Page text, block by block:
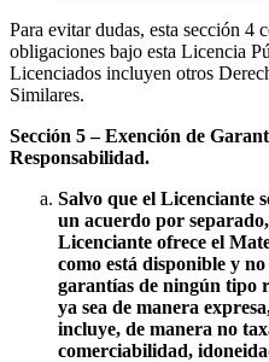
Para evitar dudas, esta sección 4
obligaciones bajo esta Licencia
Licenciados incluyen otros
Similares.
Sección 5 – Exención de
Responsabilidad.
Salvo que el Licenciante
un acuerdo por
Licenciante ofrece el
como está disponible y
garantías de ningún tipo
ya sea de manera
incluye, de manera no
comerciabilidad,